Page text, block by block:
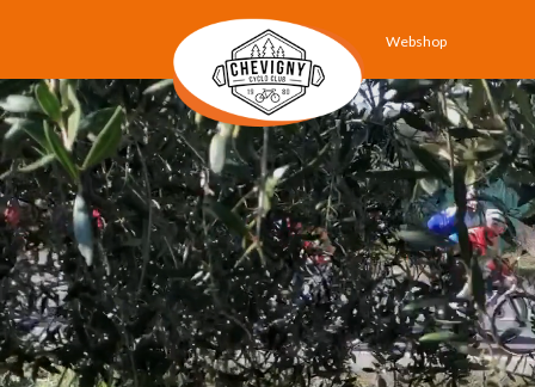
Webshop